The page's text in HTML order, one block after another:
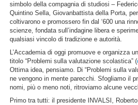
simbolo della compagnia di studiosi –
Quintino Sella, Giovanbattista della Porta,
coltivarono e promossero fin dal ‘600 una
scienze, fondata sull’indagine libera e
qualsiasi vincolo di tradizione e autorità.
L’Accademia di oggi promuove e organizza
titolo “Problemi sulla valutazione scolastica” (
Ottima idea, pensiamo. Di “Problemi sulla
ne vengono in mente parecchi. Sfogliamo il
nomi, più o meno noti, ritroviamo alcune
Primo tra tutti: il presidente INVALSI,